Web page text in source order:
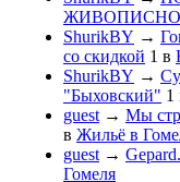
ShurikBY →
со скидкой 1 в
ShurikBY →
"Быховский" 1
guest → Мы
в Жильё в
guest →
Гомеля